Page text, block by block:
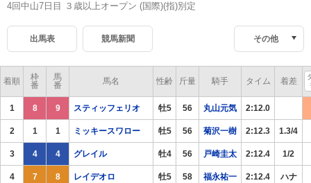
4回中山7日目 ３歳以上オープン (国際)(指)別定
出馬表 競馬新聞 その他
着順
枠
番
馬
番
馬名 性齢 斤量 騎手 タイム 着差
1 8 9 スティッフェリオ 牡5 56 丸山元気 2:12.0
2 1 1 ミッキースワロー 牡5 56 菊沢一樹 2:12.3 1.3/4
3 4 4 グレイル 牡4 56 戸崎圭太 2:12.4 1/2
4 7 8 レイデオロ 牡5 58 福永祐一 2:12.4 ハナ